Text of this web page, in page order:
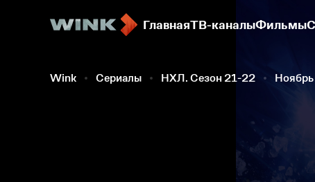
ГлавнаяТВ-каналыФильмы
Wink Сериалы НХЛ. Сезон 21-22 Ноябрь